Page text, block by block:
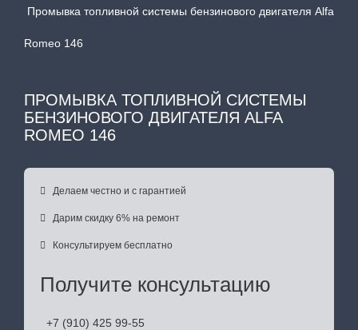
Промывка топливной системы бензинового двигателя Alfa
Romeo 146
ПРОМЫВКА ТОПЛИВНОЙ СИСТЕМЫ
БЕНЗИНОВОГО ДВИГАТЕЛЯ ALFA
ROMEO 146
 Делаем честно и с гарантией
 Дарим скидку 6% на ремонт
 Консультируем бесплатно
Получите консультацию
+7 (910) 425 99-55